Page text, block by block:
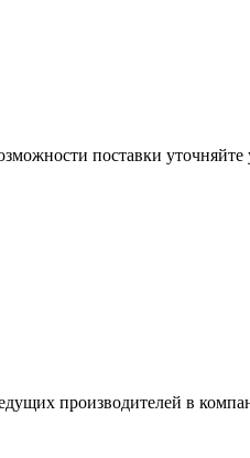
поставки уточняйте
производителей в